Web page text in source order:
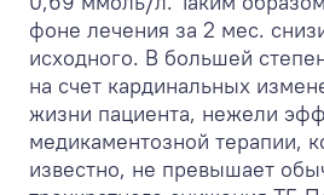
фоне лечения за 2 мес.
исходного. В большей
на счет кардинальных
жизни пациента, нежели
медикаментозной терапии,
известно, не превышает